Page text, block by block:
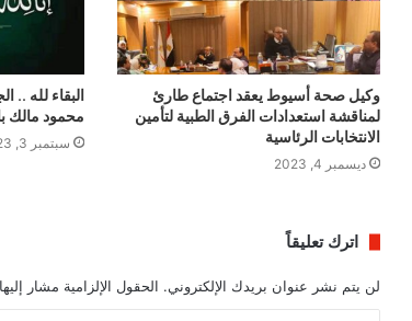
وكيل صحة أسيوط يعقد اجتماع طارئ
لمناقشة استعدادات الفرق الطبية لتأمين
الانتخابات الرئاسية
ديسمبر 4, 2023
محمود مالك
سبتمبر 3, 2023
اترك تعليقاً
لن يتم نشر عنوان بريدك الإلكتروني. الحقول الإلزامية مشار